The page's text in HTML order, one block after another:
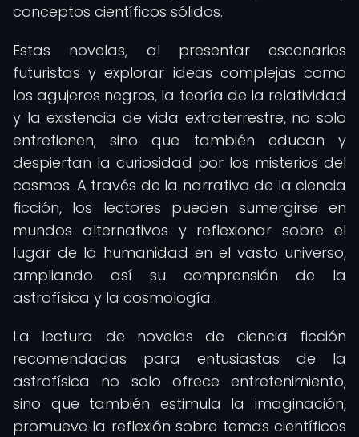
conceptos científicos sólidos.
Estas novelas, al presentar escenarios
futuristas y explorar ideas complejas como
los agujeros negros, la teoría de la relatividad
y la existencia de vida extraterrestre, no solo
entretienen, sino que también educan y
despiertan la curiosidad por los misterios del
cosmos. A través de la narrativa de la ciencia
ficción, los lectores pueden sumergirse en
mundos alternativos y reflexionar sobre el
lugar de la humanidad en el vasto universo,
ampliando así su comprensión de la
astrofísica y la cosmología.
La lectura de novelas de ciencia ficción
recomendadas para entusiastas de la
astrofísica no solo ofrece entretenimiento,
sino que también estimula la imaginación,
promueve la reflexión sobre temas científicos